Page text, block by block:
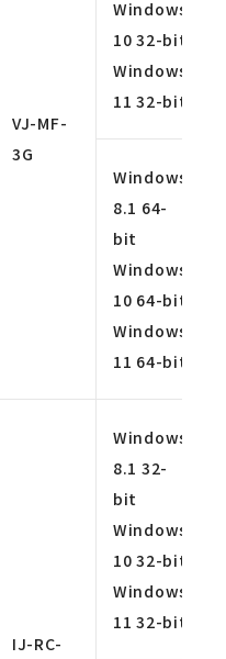
VJ-MF-
3G
Windows
10 32-bit
Windows
11 32-bit
Windows
8.1 64-
bit
Windows
10 64-bit
Windows
11 64-bit
IJ-RC-
Windows
8.1 32-
bit
Windows
10 32-bit
Windows
11 32-bit